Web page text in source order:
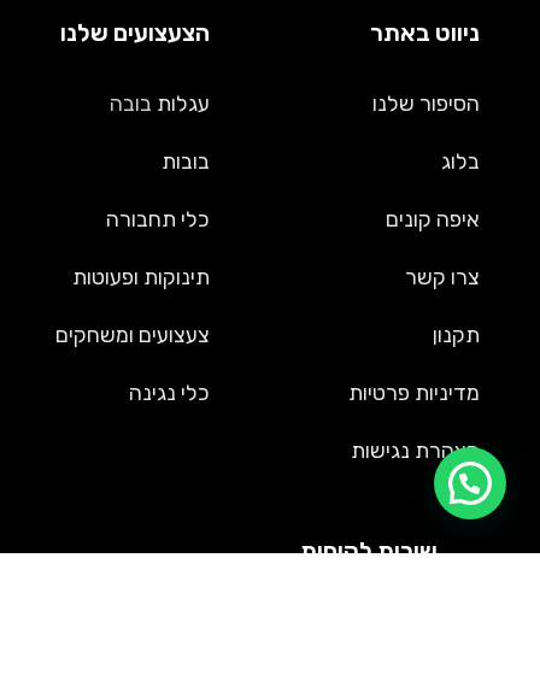
ניווט באתר
הסיפור שלנו
בלוג
איפה קונים
צרו קשר
תקנון
מדיניות פרטיות
הצהרת נגישות
הצעצועים שלנו
עגלות בובה
בובות
כלי תחבורה
תינוקות ופעוטות
צעצועים ומשחקים
כלי נגינה
שירות לקוחות